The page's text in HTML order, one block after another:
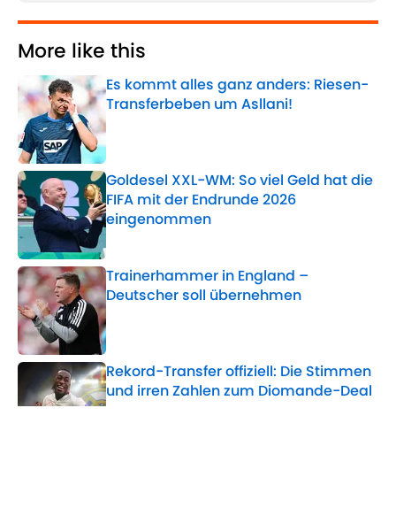
More like this
Es kommt alles ganz anders: Riesen-
Transferbeben um Asllani!
Published by on Invalid Date
Goldesel XXL-WM: So viel Geld hat die
FIFA mit der Endrunde 2026
eingenommen
Trainerhammer in England –
Deutscher soll übernehmen
Published by on Invalid Date
Rekord-Transfer offiziell: Die Stimmen
und irren Zahlen zum Diomande-Deal
Published by on Invalid Date